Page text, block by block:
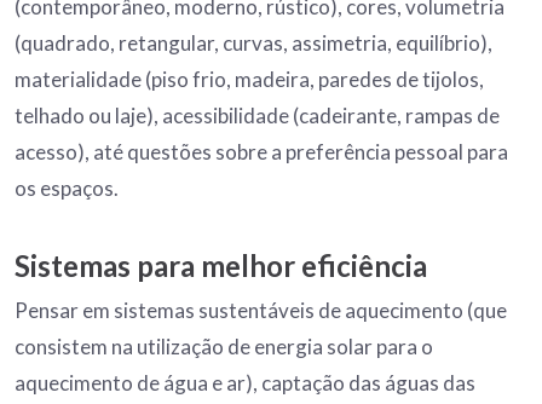
(contemporâneo, moderno, rústico), cores, volumetria
(quadrado, retangular, curvas, assimetria, equilíbrio),
materialidade (piso frio, madeira, paredes de tijolos,
telhado ou laje), acessibilidade (cadeirante, rampas de
acesso), até questões sobre a preferência pessoal para
os espaços.
Sistemas para melhor eficiência
Pensar em sistemas sustentáveis de aquecimento (que
consistem na utilização de energia solar para o
aquecimento de água e ar), captação das águas das